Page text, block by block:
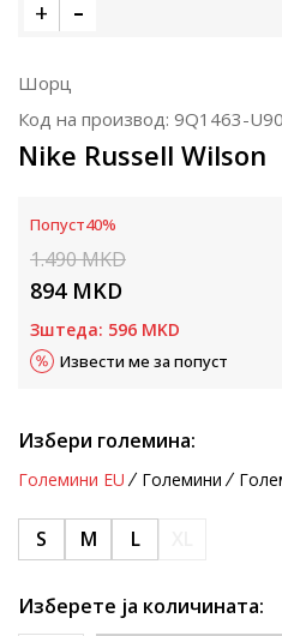
Шорц
Код на производ: 9Q1463-U90
Nike Russell Wilson
Попуст40%
1.490MKD
894 MKD
Зштеда: 596 MKD
Извести ме за попуст
Избери големина:
Големини EU Големини
S M L
Изберете ја количината: